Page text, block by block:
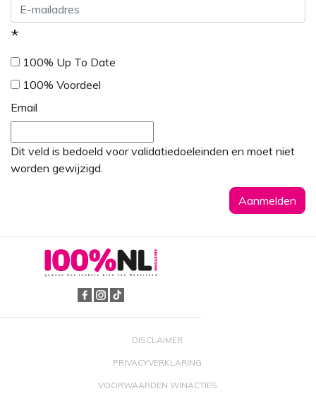
*
100% Up To Date
100% Voordeel
Email
Dit veld is bedoeld voor validatiedoeleinden en moet niet
worden gewijzigd.
DISCLAIMER
PRIVACYVERKLARING
VOORWAARDEN WINACTIES